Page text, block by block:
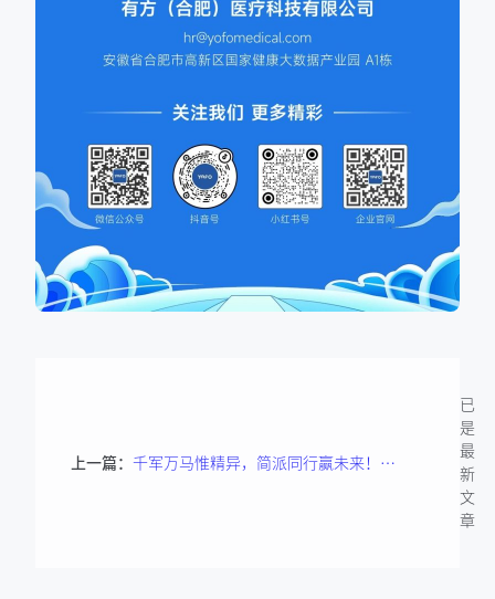
上一篇： 千军万马惟精异，简派同行赢未来！——有方医疗2024合作伙伴大会圆满举办！
已
是
最
新
文
章